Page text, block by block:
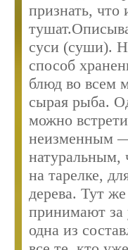
признать, что
суси (суши).
способ
блюд во всем
сырая рыба.
можно
неизменным —
натуральным,
на тарелке,
дерева. Тут
принимают за
одна из